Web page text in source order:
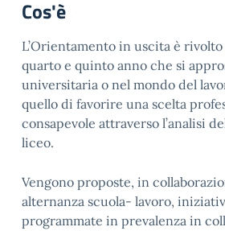
Cos'è
L’Orientamento in uscita è
quarto e quinto anno che si
universitaria o nel mondo del
quello di favorire una scelta
consapevole attraverso l’analisi
liceo.
Vengono proposte, in
alternanza scuola- lavoro,
programmate in prevalenza in